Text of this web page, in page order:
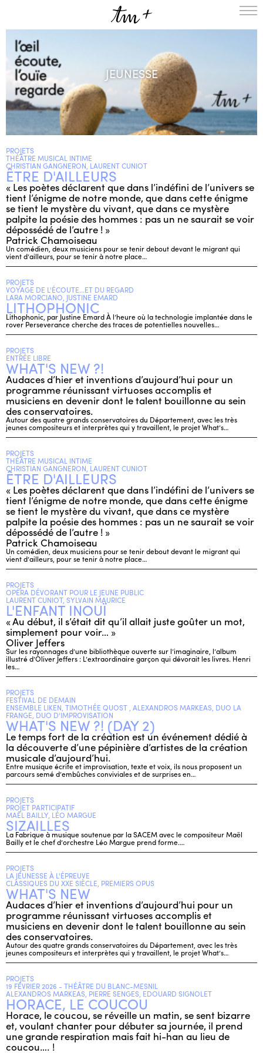
A LA UNE
PROJETS
MÉDIATION
NOUS SOUTENIR
NEWSLETTER
CONTACTS
AGENDA
JEUNESSE
PROJETS
THÉÂTRE MUSICAL INTIME
CHRISTIAN GANGNERON, LAURENT CUNIOT
ÊTRE D'AILLEURS
« Les poètes déclarent que dans l’indéfini de l’univers se
tient l’énigme de notre monde, que dans cette énigme
se tient le mystère du vivant, que dans ce mystère
palpite la poésie des hommes : pas un ne saurait se voir
dépossédé de l’autre ! »
Patrick Chamoiseau
Un comédien, deux musiciens pour se tenir debout devant le migrant qui
vient d’ailleurs, pour se tenir à notre place…
PROJETS
VOYAGE DE L'ÉCOUTE...ET DU REGARD
LARA MORCIANO, JUSTINE EMARD
LITHOPHONIC
Lithophonic, par Justine Emard À l’heure où la technologie implantée dans le
rover Perseverance cherche des traces de potentielles nouvelles…
PROJETS
ENTRÉE LIBRE
WHAT'S NEW ?!
Audaces d’hier et inventions d’aujourd’hui pour un
programme réunissant virtuoses accomplis et
musiciens en devenir dont le talent bouillonne au sein
des conservatoires.
Autour des quatre grands conservatoires du Département, avec les très
jeunes compositeurs et interprètes qui y travaillent, le projet What’s…
PROJETS
THÉÂTRE MUSICAL INTIME
CHRISTIAN GANGNERON, LAURENT CUNIOT
ÊTRE D'AILLEURS
« Les poètes déclarent que dans l’indéfini de l’univers se
tient l’énigme de notre monde, que dans cette énigme
se tient le mystère du vivant, que dans ce mystère
palpite la poésie des hommes : pas un ne saurait se voir
dépossédé de l’autre ! »
Patrick Chamoiseau
Un comédien, deux musiciens pour se tenir debout devant le migrant qui
vient d’ailleurs, pour se tenir à notre place…
PROJETS
OPÉRA DÉVORANT POUR LE JEUNE PUBLIC
LAURENT CUNIOT, SYLVAIN MAURICE
L'ENFANT INOUÏ
« Au début, il s’était dit qu’il allait juste goûter un mot,
simplement pour voir… »
Oliver Jeffers
Sur les rayonnages d’une bibliothèque ouverte sur l’imaginaire, l’album
illustré d’Oliver Jeffers : L’extraordinaire garçon qui dévorait les livres. Henri
les…
PROJETS
FESTIVAL DE DEMAIN
ENSEMBLE LIKEN, TIMOTHÉE QUOST , ALEXANDROS MARKEAS, DUO LA
FRANGE, DUO D'IMPROVISATION
WHAT'S NEW ?! (DAY 2)
Le temps fort de la création est un événement dédié à
la découverte d’une pépinière d’artistes de la création
musicale d’aujourd’hui.
Entre musique écrite et improvisation, texte et voix, ils nous proposent un
parcours semé d’embûches conviviales et de surprises en…
PROJETS
PROJET PARTICIPATIF
MAËL BAILLY, LÉO MARGUE
SIZAILLES
La Fabrique à musique soutenue par la SACEM avec le compositeur Maël
Bailly et le chef d’orchestre Léo Margue prend forme.…
PROJETS
LA JEUNESSE À L'ÉPREUVE
CLASSIQUES DU XXE SIÈCLE, PREMIERS OPUS
WHAT'S NEW
Audaces d’hier et inventions d’aujourd’hui pour un
programme réunissant virtuoses accomplis et
musiciens en devenir dont le talent bouillonne au sein
des conservatoires.
Autour des quatre grands conservatoires du Département, avec les très
jeunes compositeurs et interprètes qui y travaillent, le projet What’s…
PROJETS
19 FÉVRIER 2026 - THÉÂTRE DU BLANC-MESNIL
ALEXANDROS MARKEAS, PIERRE SENGES, EDOUARD SIGNOLET
HORACE, LE COUCOU
Horace, le coucou, se réveille un matin, se sent bizarre
et, voulant chanter pour débuter sa journée, il prend
une grande respiration mais fait hi-han au lieu de
coucou…. !